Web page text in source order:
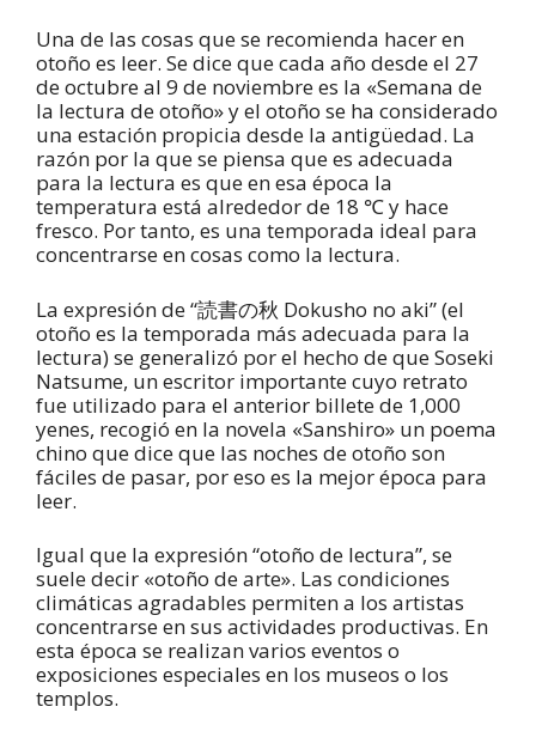
Una de las cosas que se recomienda hacer en
otoño es leer. Se dice que cada año desde el 27
de octubre al 9 de noviembre es la «Semana de
la lectura de otoño» y el otoño se ha considerado
una estación propicia desde la antigüedad. La
razón por la que se piensa que es adecuada
para la lectura es que en esa época la
temperatura está alrededor de 18 ℃ y hace
fresco. Por tanto, es una temporada ideal para
concentrarse en cosas como la lectura.
La expresión de “読書の秋 Dokusho no aki” (el
otoño es la temporada más adecuada para la
lectura) se generalizó por el hecho de que Soseki
Natsume, un escritor importante cuyo retrato
fue utilizado para el anterior billete de 1,000
yenes, recogió en la novela «Sanshiro» un poema
chino que dice que las noches de otoño son
fáciles de pasar, por eso es la mejor época para
leer.
Igual que la expresión “otoño de lectura”, se
suele decir «otoño de arte». Las condiciones
climáticas agradables permiten a los artistas
concentrarse en sus actividades productivas. En
esta época se realizan varios eventos o
exposiciones especiales en los museos o los
templos.